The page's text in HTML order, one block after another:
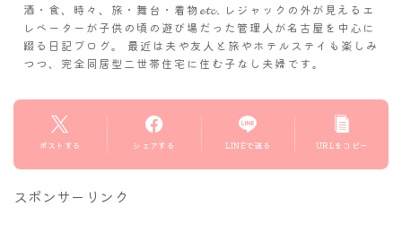
酒・食、時々、旅・舞台・着物𝓮𝓽𝓬. レジャックの外が見えるエ
レベーターが子供の頃の遊び場だった管理人が名古屋を中心に
綴る日記ブログ。 最近は夫や友人と旅やホテルステイも楽しみ
つつ、完全同居型二世帯住宅に住む子なし夫婦です。
ポストする シェアする LINEで送る URLをコピー
スポンサーリンク